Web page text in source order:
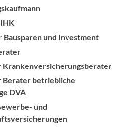
Bausparen und Investment
betriebliche
DVA
und